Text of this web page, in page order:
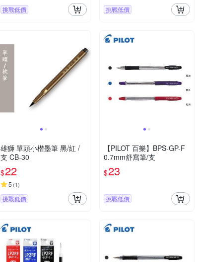
挑戰低價 挑戰低價
雄獅 單頭小楷墨筆 黑/紅 /
支 CB-30
$22
5 (1)
挑戰低價
【PILOT 百樂】BPS-GP-F
0.7mm舒寫筆/支
$23
挑戰低價